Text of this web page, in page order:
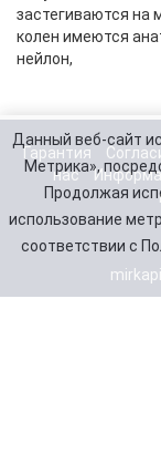
застегиваются на
колен имеются
нейлон,
Гарантия
нас
Данный веб-сайт
Метрика»,
Продолжая
использование
соответствии с